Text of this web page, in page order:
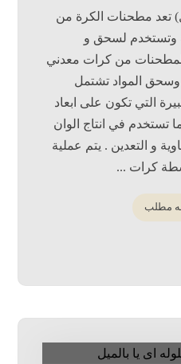
تعد مطحنات الكرة من
وتستخدم لسحق و
من كرات معدني
المواد تشتمل
التي تكون على ابعاد
تستخدم في انتاج الوان
و التعدين . يتم عملية
كرات ...
مطلب